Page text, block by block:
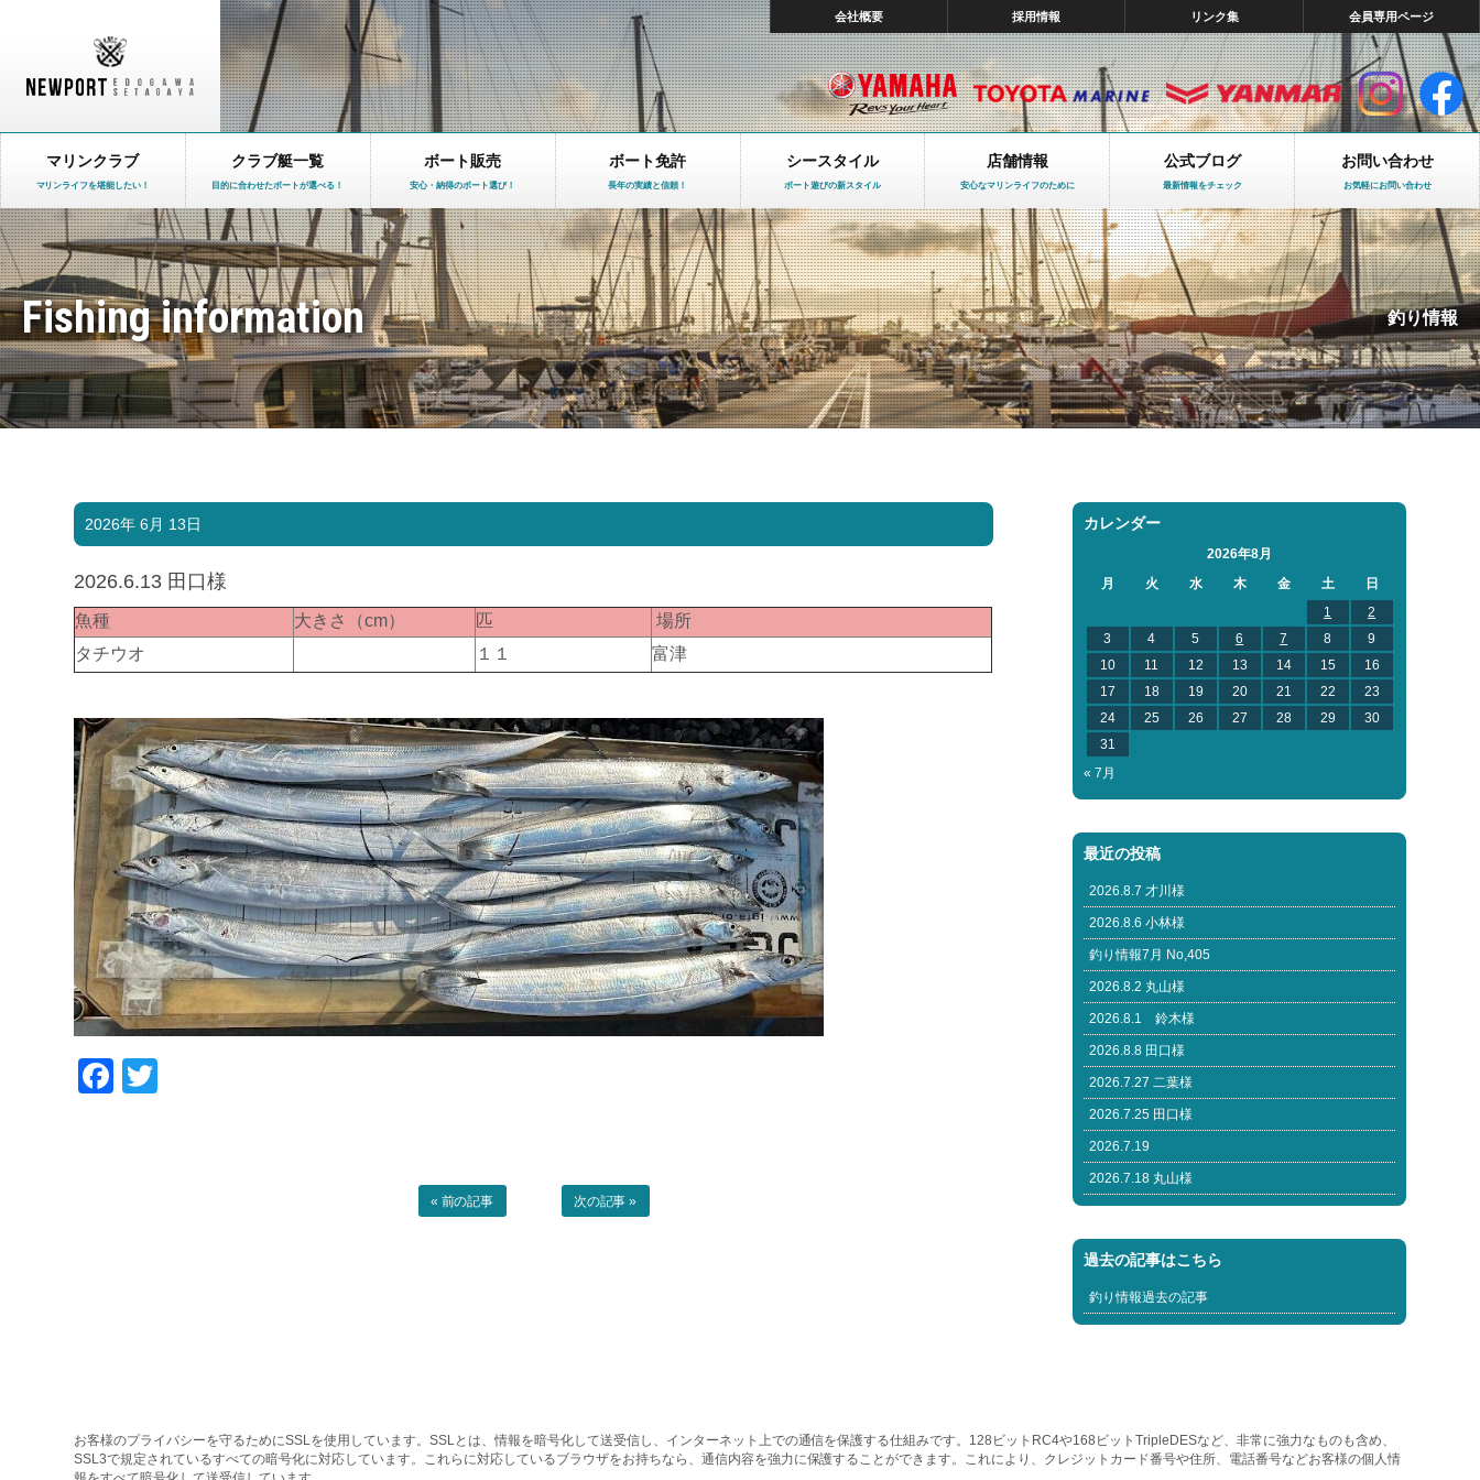
会社概要 採用情報 リンク集 会員専用ページ
マリンクラブ
マリンライフを堪能したい！
クラブ艇一覧
目的に合わせたボートが選べる！
ボート販売
安心・納得のボート選び！
ボート免許
長年の実績と信頼！
シースタイル
ボート遊びの新スタイル
店舗情報
安心なマリンライフのために
公式ブログ
最新情報をチェック
お問い合わせ
お気軽にお問い合わせ
Fishing information 釣り情報
2026年 6月 13日
2026.6.13 田口様
魚種 大きさ（cm） 匹
場所
タチウオ
１１ 富津
Facebook
« 前の記事 次の記事 »
カレンダー
2026年8月
月
火 水 木 金 土
日
1
2
3
4 5 6 7 8
9
10
11 12 13 14 15
16
17
18 19 20 21 22
23
24
25 26 27 28 29
30
31
« 7月
最近の投稿
2026.8.7 才川様
2026.8.6 小林様
釣り情報7月 No,405
2026.8.2 丸山様
2026.8.1 鈴木様
2026.8.8 田口様
2026.7.27 二葉様
2026.7.25 田口様
2026.7.19
2026.7.18 丸山様
過去の記事はこちら
釣り情報過去の記事
お客様のプライバシーを守るためにSSLを使用しています。SSLとは、情報を暗号化して送受信し、インターネット上での通信を保護する仕組みです。128ビットRC4や168ビットTripleDESなど、非常に強力なものも含め、
SSL3で規定されているすべての暗号化に対応しています。これらに対応しているブラウザをお持ちなら、通信内容を強力に保護することができます。これにより、クレジットカード番号や住所、電話番号などお客様の個人情